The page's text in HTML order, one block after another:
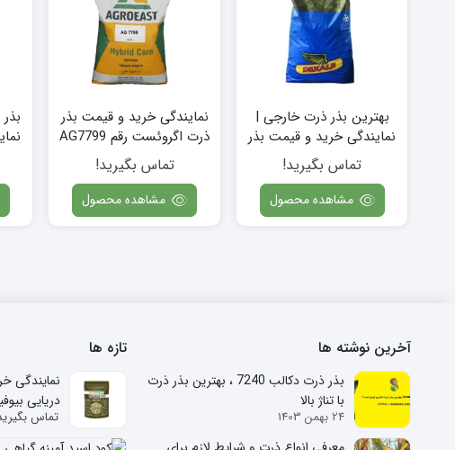
بهترین بذر ذرت خارجی |
نمایندگی خرید و قیمت بذر
ذرت دکالب 7240 آمریکاییتماس بگیرید!
مشاهده محصول
نمایندگی خرید و قیمت بذر
ذرت اگروئست رقم AG7799
تماس بگیرید!
مشاهده محصول
آخرین نوشته ها
بذر ذرت دکالب 7240 ، بهترین بذر ذرت
با تناژ بالا
24 بهمن 1403
تازه ها
نمایندگی
دریایی
تماس